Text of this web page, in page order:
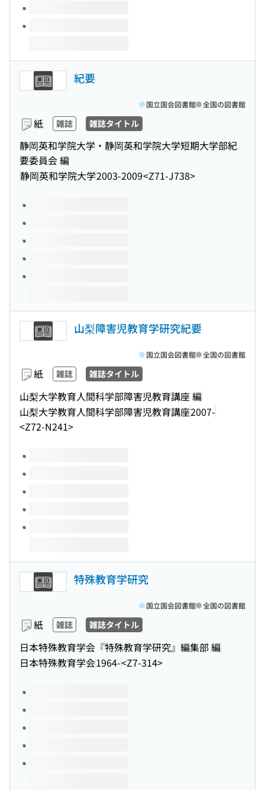
紀要
紙 雑誌 雑誌タイトル
静岡英和学院大学・静岡英和学院大学短期大学部紀
要委員会 編
静岡英和学院大学2003-2009<Z71-J738>
国立国会図書館 全国の図書館
このタイトルの巻号
山梨障害児教育学研究紀要
紙 雑誌 雑誌タイトル
山梨大学教育人間科学部障害児教育講座 編
山梨大学教育人間科学部障害児教育講座2007-
<Z72-N241>
国立国会図書館 全国の図書館
このタイトルの巻号
特殊教育学研究
紙 雑誌 雑誌タイトル
日本特殊教育学会『特殊教育学研究』編集部 編
日本特殊教育学会1964-<Z7-314>
国立国会図書館 全国の図書館
このタイトルの巻号